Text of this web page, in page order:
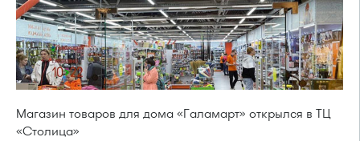
Магазин товаров для дома «Галамарт» открылся в ТЦ
«Столица»